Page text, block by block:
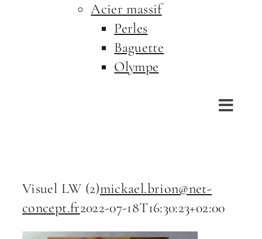
Acier massif
Perles
Baguette
Olympe
Visuel LW (2)mickael.brion@net-
concept.fr2022-07-18T16:30:23+02:00